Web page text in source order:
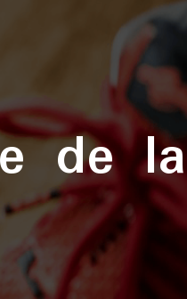
de la